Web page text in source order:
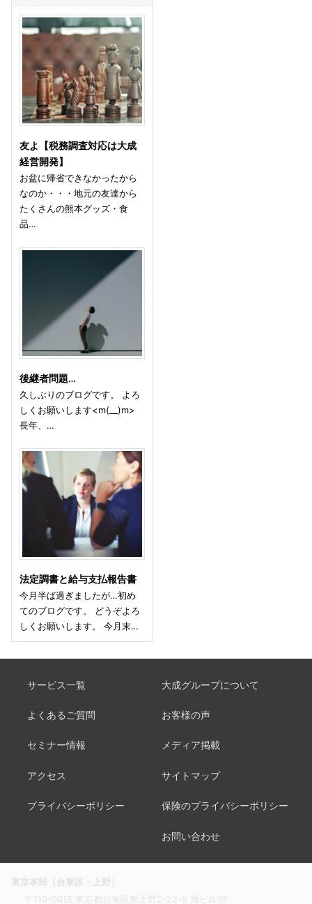
友よ【税務調査対応は大成
経営開発】
お盆に帰省できなかったから
なのか・・・地元の友達から
たくさんの熊本グッズ・食
品…
後継者問題…
久しぶりのブログです。 よろ
しくお願いします<m(__)m>
長年、…
法定調書と給与支払報告書
今月半ば過ぎましたが…初め
てのブログです。 どうぞよろ
しくお願いします。 今月末…
サービス一覧 大成グループについて
よくあるご質問 お客様の声
セミナー情報 メディア掲載
アクセス サイトマップ
プライバシーポリシー 保険のプライバシーポリシー
お問い合わせ
東京本部（台東区・上野）
〒110-0015 東京都台東区東上野2-22-5 旭ビル5F